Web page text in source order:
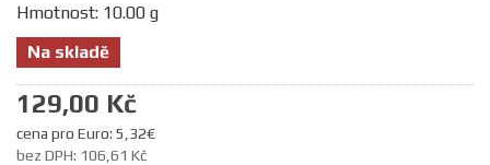
Hmotnost: 10.00 g
Na skladě
129,00 Kč
cena pro Euro: 5,32€
bez DPH: 106,61 Kč